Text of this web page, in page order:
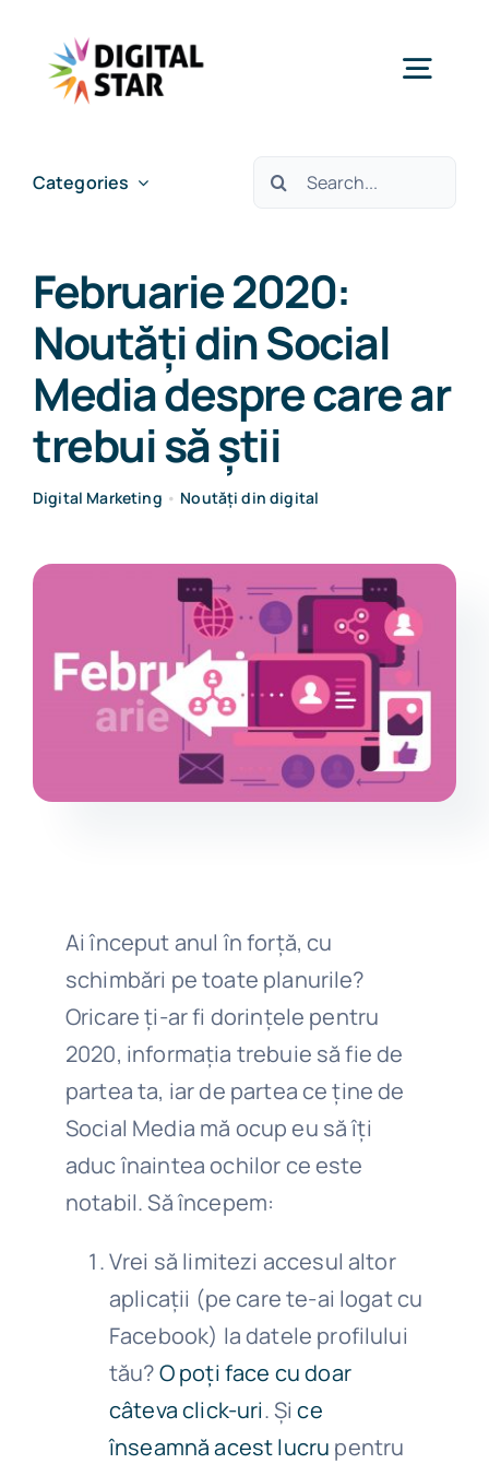
content
Insights & News
About Us
Careers
Get in touch
Categories Cautare...
Februarie 2020:
Noutăți din Social
Media despre care ar
trebui să știi
Digital Marketing • Noutăți din digital
Ai început anul în forță, cu
schimbări pe toate planurile?
Oricare ți-ar fi dorințele pentru
2020, informația trebuie să fie de
partea ta, iar de partea ce ține de
Social Media mă ocup eu să îți
aduc înaintea ochilor ce este
notabil. Să începem:
Vrei să limitezi accesul altor
aplicații (pe care te-ai logat cu
Facebook) la datele profilului
tău?O poți face cu doar
câteva click-uri. Șice
înseamnă acest lucru pentru